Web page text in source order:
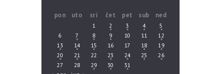
pon uto sri čet pet sub ned
1 2 3 4
5
6
7 8 9 10 11
12
13
14 15 16 17 18
19
20
21 22 23 24 25
26
27
28 29 30 31